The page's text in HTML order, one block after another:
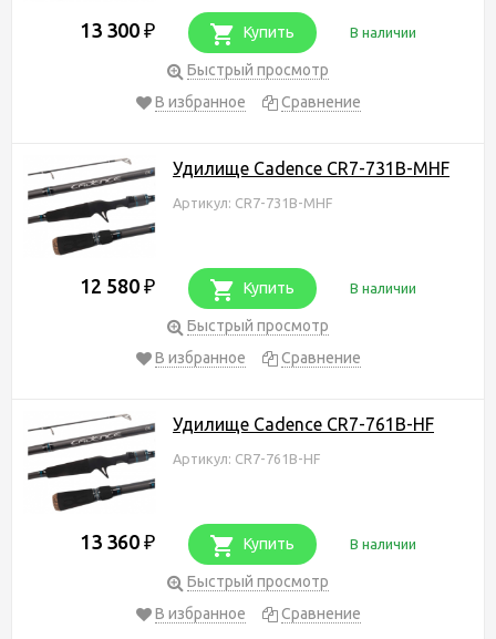
13 300 ₽ Купить В наличии
Быстрый просмотр
В избранное
Сравнение
Удилище Cadence CR7-731B-MHF
Артикул: CR7-731B-MHF
12 580 ₽ Купить В наличии
Быстрый просмотр
В избранное
Сравнение
Удилище Cadence CR7-761B-HF
Артикул: CR7-761B-HF
13 360 ₽ Купить В наличии
Быстрый просмотр
В избранное
Сравнение